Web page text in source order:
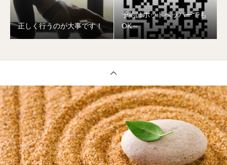
正しく行うのが大事です！
予約はホットペッパーでも
OK～